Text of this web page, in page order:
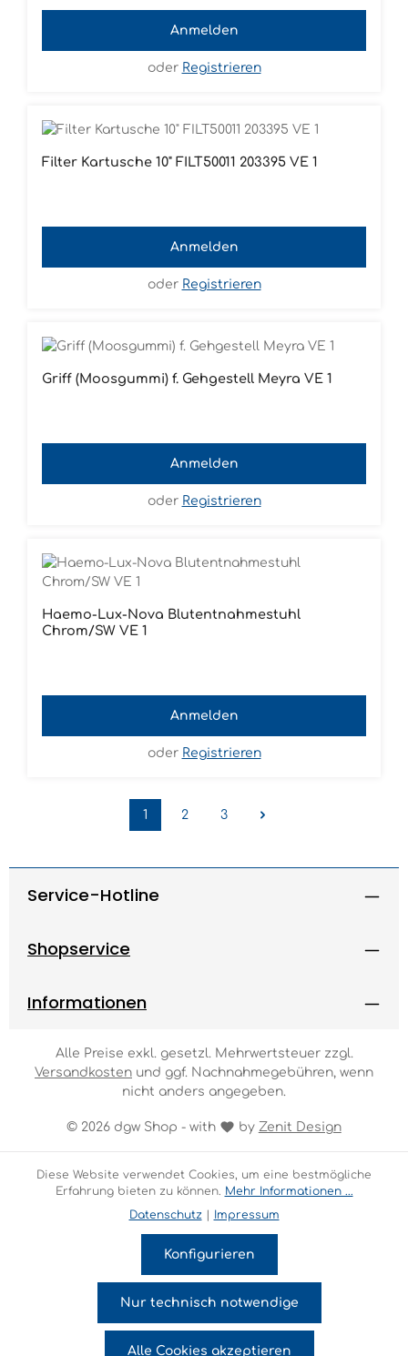
Anmelden
oder Registrieren
Filter Kartusche 10" FILT50011 203395 VE 1
Anmelden
oder Registrieren
Griff (Moosgummi) f. Gehgestell Meyra VE 1
Anmelden
oder Registrieren
Haemo-Lux-Nova Blutentnahmestuhl
Chrom/SW VE 1
Anmelden
oder Registrieren
Seite
1
Seite
2
Seite
3
Service-Hotline
Shopservice
Informationen
© 2026 dgw Shop - with by Zenit Design
Alle Preise exkl. gesetzl. Mehrwertsteuer zzgl.
Versandkosten und ggf. Nachnahmegebühren, wenn
nicht anders angegeben.
Diese Website verwendet Cookies, um eine bestmögliche
Erfahrung bieten zu können. Mehr Informationen ...
Datenschutz| Impressum
Nur technisch notwendige
Konfigurieren
Alle Cookies akzeptieren